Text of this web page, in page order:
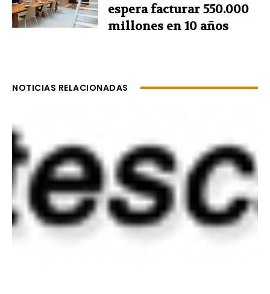
espera facturar 550.000
millones en 10 años
NOTICIAS RELACIONADAS